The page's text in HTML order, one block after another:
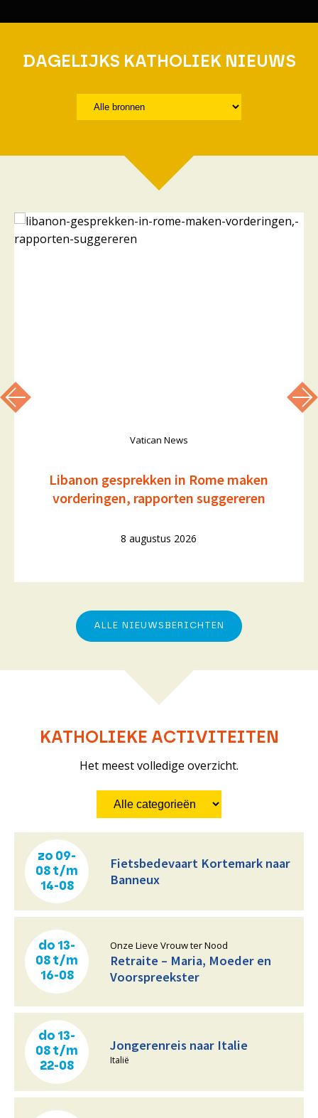
DAGELIJKS KATHOLIEK NIEUWS
Vatican News
Libanon gesprekken in Rome maken
vorderingen, rapporten suggereren
8 augustus 2026
ALLE NIEUWSBERICHTEN
KATHOLIEKE ACTIVITEITEN
Het meest volledige overzicht.
zo 09-
08 t/m
14-08
Fietsbedevaart Kortemark naar
Banneux
do 13-
08 t/m
16-08
Onze Lieve Vrouw ter Nood
Retraite – Maria, Moeder en
Voorspreekster
do 13-
08 t/m
22-08
Jongerenreis naar Italie
Italië